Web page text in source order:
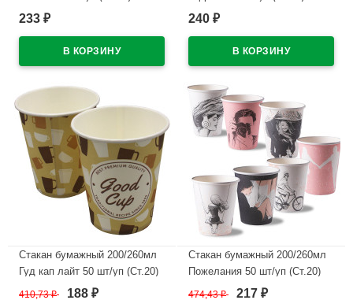
В наличии
233 ₽
В наличии
240 ₽
Стакан бумажный 200/260мл
Гуд кап лайт 50 шт/уп (Ст.20)
410,73₽ 188 ₽
Стакан бумажный 200/260мл
Пожелания 50 шт/уп (Ст.20)
474,43₽ 217 ₽